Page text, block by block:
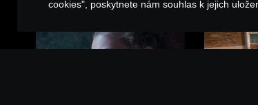
cookies", poskytnete nám souhlas k jejich